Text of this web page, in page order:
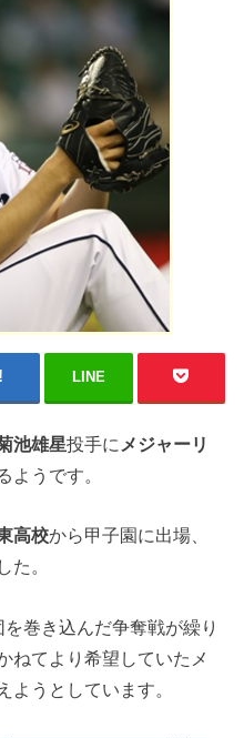
LINE
池雄星投手に メジャーリ
ようです。
高校から甲子園に出場、
た。
巻き込んだ争奪戦が繰り
ねてより希望していたメ
ようとしています。